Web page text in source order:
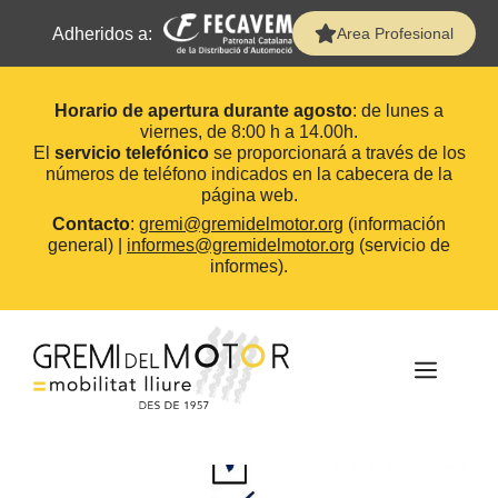
Adheridos a: Area Profesional
Horario de apertura durante agosto: de lunes a
viernes, de 8:00 h a 14.00h.
El servicio telefónicose proporcionará a través de los
números de teléfono indicados en la cabecera de la
página web.
Contacto: gremi@gremidelmotor.org (información
general) | informes@gremidelmotor.org (servicio de
informes).
contenido